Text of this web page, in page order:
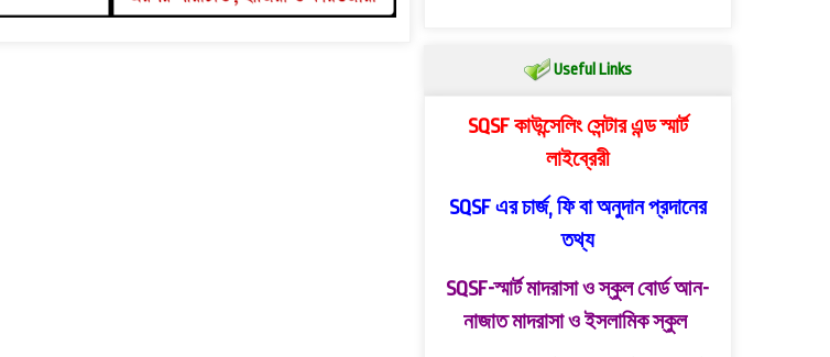
Useful Links
SQSF কাউন্সেলিং সেন্টার এন্ড স্মার্ট
লাইব্রেরী
SQSF এর চার্জ, ফি বা অনুদান প্রদানের
তথ্য
SQSF-স্মার্ট মাদরাসা ও স্কুল বোর্ডআন-
নাজাত মাদরাসা ও ইসলামিক স্কুল